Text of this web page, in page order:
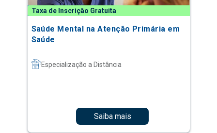
Taxa de Inscrição Gratuita
Saúde Mental na Atenção Primária em
Saúde
Especialização a Distância
Saiba mais